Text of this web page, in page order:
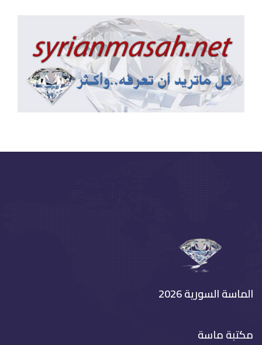
الماسة السورية 2026
مكتبة ماسة